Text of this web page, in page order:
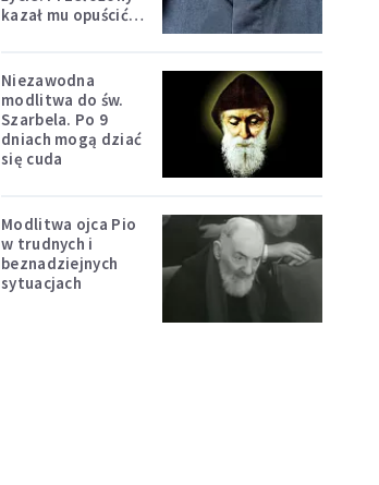
kazał mu opuścić
Niezawodna
modlitwa do św.
Szarbela. Po 9
dniach mogą dziać
się cuda
Modlitwa ojca Pio
w trudnych i
beznadziejnych
sytuacjach